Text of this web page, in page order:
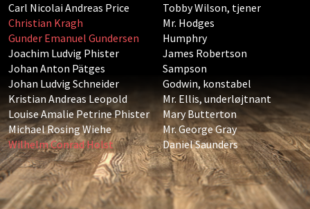
Carl Nicolai Andreas Price
Tobby Wilson, tjener
Christian Kragh
Mr. Hodges
Gunder Emanuel Gundersen
Humphry
Joachim Ludvig Phister
James Robertson
Johan Anton Pätges
Sampson
Johan Ludvig Schneider
Godwin, konstabel
Kristian Andreas Leopold
Mr. Ellis, underløjtnant
Louise Amalie Petrine Phister
Mary Butterton
Michael Rosing Wiehe
Mr. George Gray
Wilhelm Conrad Holst
Daniel Saunders